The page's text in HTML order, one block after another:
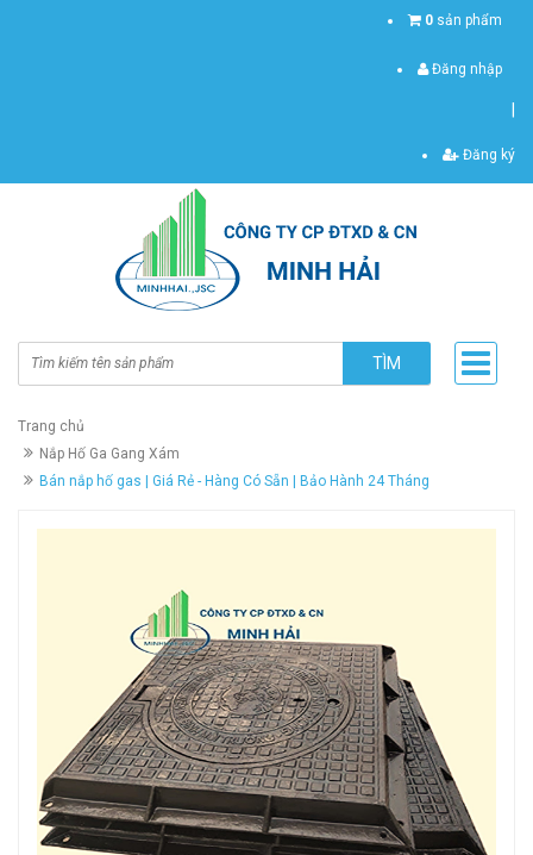
0 sản phẩm
Đăng nhập
Đăng ký
TÌM
Trang chủ
Nắp Hố Ga Gang Xám
Bán nắp hố gas | Giá Rẻ - Hàng Có Sẵn | Bảo Hành 24 Tháng